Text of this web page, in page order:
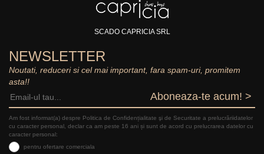
SCADO CAPRICIA SRL
NEWSLETTER
Noutati, reduceri si cel mai important, fara spam-uri, promitem
asta!!
Aboneaza-te acum! >
Am fost informat(a) despre Politica de Confidențialitate şi de Securitate a prelucrăriidatelor
cu caracter personal, declar ca am peste 16 ani și sunt de acord cu prelucrarea datelor cu
caracter personal:
pentru ofertare comerciala